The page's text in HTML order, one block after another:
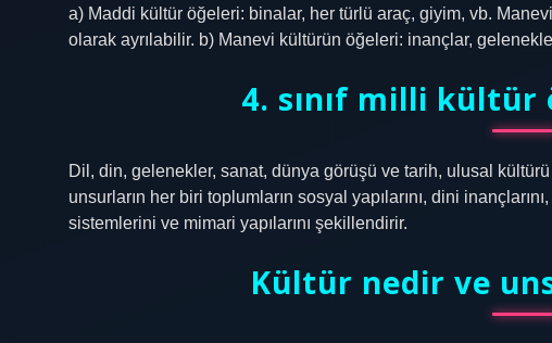
a) Maddi kültür öğeleri: binalar, her türlü araç, giyim, vb.
olarak ayrılabilir. b) Manevi kültürün öğeleri: inançlar,
4. sınıf milli
Dil, din, gelenekler, sanat, dünya görüşü ve tarih, ulusal
unsurların her biri toplumların sosyal yapılarını, dini
sistemlerini ve mimari yapılarını şekillendirir.
Kültür nedir ve